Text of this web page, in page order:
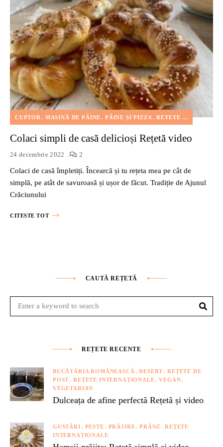
CUPTOR MAȘINĂ DE PÂINE PÂINE ȘI PIZZA RETETE DE SĂRBĂTORI
Colaci simpli de casă delicioși Rețetă video
24 decembrie 2022 2
Colaci de casă împletiți. Încearcă și tu rețeta mea pe cât de
simplă, pe atât de savuroasă și ușor de făcut. Tradiție de Ajunul
Crăciunului
CITESTE TOT
CAUTĂ REȚETĂ
REȚETE RECENTE
BUCĂTĂRIA ROMÂNEASCĂ DESERT
REȚETE DE
POST
REȚETE INTERNAȚIONALE
VEGAN
VEGETARIAN
Dulceața de afine perfectă Rețetă și video
GUSTĂRI PESTE PRĂJIRE PRÂNZ
REȚETE
INTERNAȚIONALE